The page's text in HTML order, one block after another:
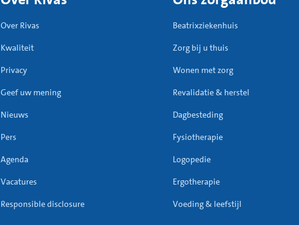
Over Rivas
Kwaliteit
Privacy
Geef uw mening
Nieuws
Pers
Agenda
Vacatures
Responsible disclosure
Beatrixziekenhuis
Zorg bij u thuis
Wonen met zorg
Revalidatie & herstel
Dagbesteding
Fysiotherapie
Logopedie
Ergotherapie
Voeding & leefstijl